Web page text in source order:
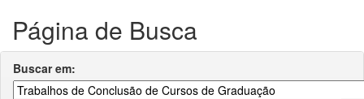
Página de Busca
Buscar em: